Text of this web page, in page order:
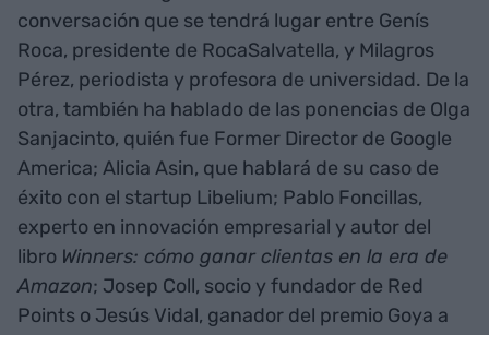
conversación que se tendrá lugar entre Genís
Roca, presidente de RocaSalvatella, y Milagros
Pérez, periodista y profesora de universidad. De la
otra, también ha hablado de las ponencias de Olga
Sanjacinto, quién fue Former Director de Google
America; Alicia Asin, que hablará de su caso de
éxito con el startup Libelium; Pablo Foncillas,
experto en innovación empresarial y autor del
libro Winners: cómo ganar clientas en la era de
Amazon; Josep Coll, socio y fundador de Red
Points o Jesús Vidal, ganador del premio Goya a